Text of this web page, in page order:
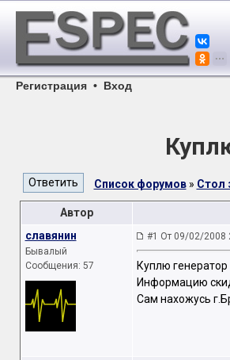
Регистрация • Вход
Список форумов» Стол
Автор
славянин
Бывалый
Сообщения: 57
#1 От 09/02/2008
Куплю
Информацию
Сам нахожусь